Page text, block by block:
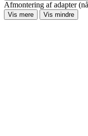
Afmontering af adapter
Vis mere Vis mindre